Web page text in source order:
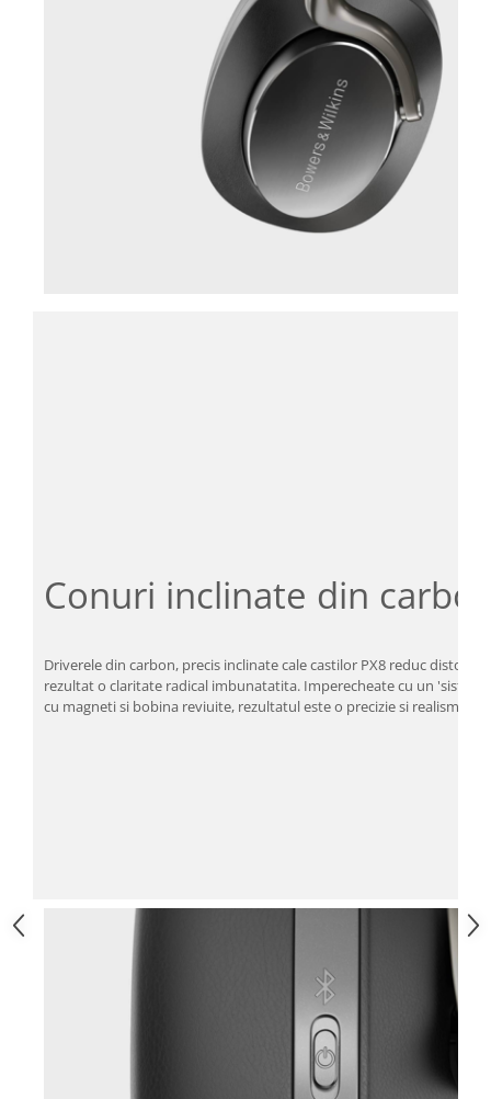
Conuri inclinate din
Driverele din carbon, precis inclinate cale castilor PX8 reduc
rezultat o claritate radical imbunatatita. Imperecheate cu un
cu magneti si bobina reviuite, rezultatul este o precizie si realism